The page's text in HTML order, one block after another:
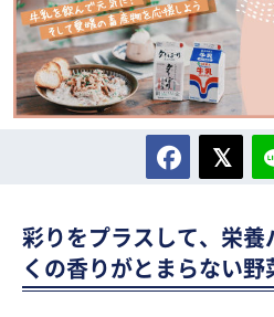
彩りをプラスして、栄養
くの香りがとまらない野